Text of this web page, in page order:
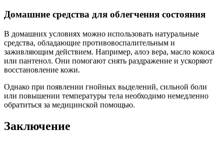
Домашние средства для облегчения состояния
В домашних условиях можно использовать натуральные
средства, обладающие противовоспалительным и
заживляющим действием. Например, алоэ вера, масло кокоса
или пантенол. Они помогают снять раздражение и ускоряют
восстановление кожи.
Однако при появлении гнойных выделений, сильной боли
или повышении температуры тела необходимо немедленно
обратиться за медицинской помощью.
Заключение